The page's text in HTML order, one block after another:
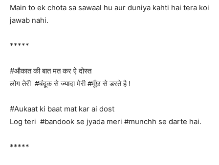
Main to ek chota sa sawaal hu aur duniya kahti hai tera koi
jawab nahi.
*****
#औकात की बात मत कर ‪ऐ दोस्त
लोग तेरी ‪ #बंदूक से ज्यादा मेरी #मूँछ से डरते है !
#Aukaat ki baat mat kar ‪ai dost
Log teri ‪ #bandook se jyada meri #munchh se darte hai.
*****